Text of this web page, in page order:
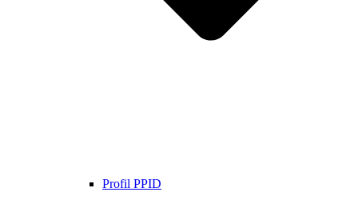
Profil PPID